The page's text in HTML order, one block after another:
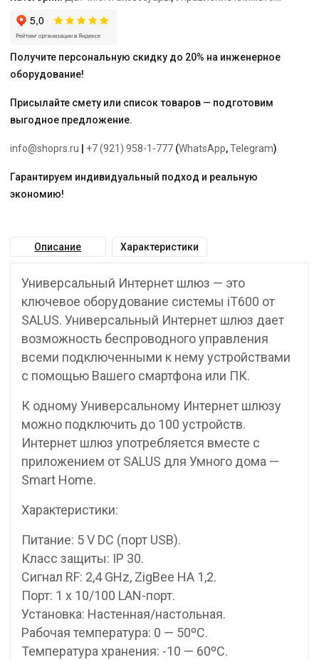
Получите персональную скидку до 20% на инженерное
оборудование!
Присылайте смету или список товаров — подготовим
выгодное предложение.
info@shoprs.ru +7 (921) 958-1-777 (WhatsApp,Telegram)
Гарантируем индивидуальный подход и реальную
экономию!
Описание Характеристики
Универсальный Интернет шлюз — это
ключевое оборудование системы iT600 от
SALUS. Универсальный Интернет шлюз дает
возможность беспроводного управления
всеми подключенными к нему устройствами
с помощью Вашего смартфона или ПК.
К одному Универсальному Интернет шлюзу
можно подключить до 100 устройств.
Интернет шлюз употребляется вместе с
приложением от SALUS для Умного дома —
Smart Home.
Характеристики:
Питание: 5 V DC (порт USB).
Класс защиты: IP 30.
Сигнал RF: 2,4 GHz, ZigBee HA 1,2.
Порт: 1 x 10/100 LAN-порт.
Установка: Настенная/настольная.
Рабочая температура: 0 — 50ºC.
Температура хранения: -10 — 60ºC.